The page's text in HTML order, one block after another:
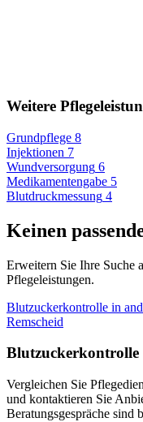
Weitere
Grundpflege 8
Injektionen 7
Wundversorgung 6
Medikamentengabe 5
Blutdruckmessung 4
Keinen
Erweitern Sie Ihre Suche
Pflegeleistungen.
Blutzuckerkontrolle in
Remscheid
Blutzuckerkontrolle
Vergleichen Sie
und kontaktieren Sie
Beratungsgespräche sind